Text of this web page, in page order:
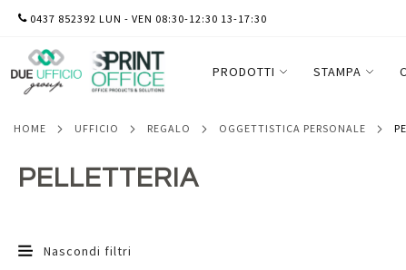
SALTA
CONTENUTO
0437 852392 LUN - VEN 08:30-12:30 13-17:30
PRODOTTI STAMPA
HOME UFFICIO REGALO OGGETTISTICA PERSONALE
PELLETTERIA
Nascondi filtri